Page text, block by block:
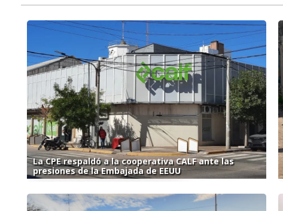
La CPE respaldó a la cooperativa CALF ante las
presiones de la Embajada de EEUU